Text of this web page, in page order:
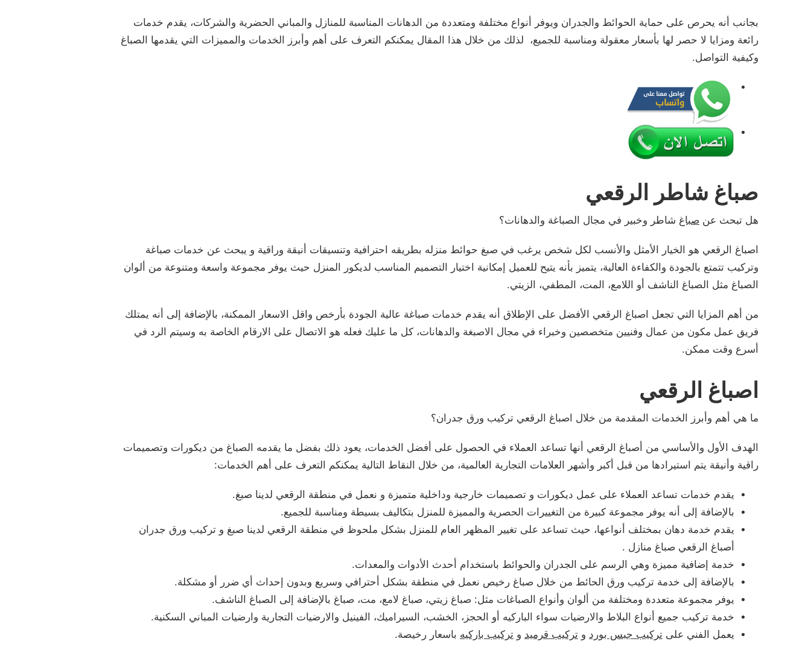
بجانب أنه يحرص على حماية الحوائط والجدران ويوفر أنواع مختلفة ومتعددة من الدهانات المناسبة للمنازل والمباني الحضرية والشركات، يقدم خدمات
رائعة ومزايا لا حصر لها بأسعار معقولة ومناسبة للجميع، لذلك من خلال هذا المقال يمكنكم التعرف على أهم وأبرز الخدمات والمميزات التي يقدمها الصباغ
وكيفية التواصل.
صباغ شاطر الرقعي
هل تبحث عن صباغ شاطر وخبير في مجال الصباغة والدهانات؟
اصباغ الرقعي هو الخيار الأمثل والأنسب لكل شخص يرغب في صبغ حوائط منزله بطريقه احترافية وتنسيقات أنيقة وراقية و يبحث عن خدمات صباغة
وتركيب تتمتع بالجودة والكفاءة العالية، يتميز بأنه يتيح للعميل إمكانية اختيار التصميم المناسب لديكور المنزل حيث يوفر مجموعة واسعة ومتنوعة من ألوان
الصباغ مثل الصباغ الناشف أو اللامع، المت، المطفي، الزيتي.
من أهم المزايا التي تجعل اصباغ الرقعي الأفضل على الإطلاق أنه يقدم خدمات صباغة عالية الجودة بأرخص واقل الاسعار الممكنة، بالإضافة إلى أنه يمتلك
فريق عمل مكون من عمال وفنيين متخصصين وخبراء في مجال الاصبغة والدهانات، كل ما عليك فعله هو الاتصال على الارقام الخاصة به وسيتم الرد في
أسرع وقت ممكن.
اصباغ الرقعي
ما هي أهم وأبرز الخدمات المقدمة من خلال اصباغ الرقعي تركيب ورق جدران؟
الهدف الأول والأساسي من أصباغ الرقعي أنها تساعد العملاء في الحصول على أفضل الخدمات، يعود ذلك بفضل ما يقدمه الصباغ من ديكورات وتصميمات
راقية وأنيقة يتم استيرادها من قبل أكبر وأشهر العلامات التجارية العالمية، من خلال النقاط التالية يمكنكم التعرف على أهم الخدمات:
يقدم خدمات تساعد العملاء على عمل ديكورات و تصميمات خارجية وداخلية متميزة و نعمل في منطقة الرقعي لدينا صبغ.
بالإضافة إلى أنه يوفر مجموعة كبيرة من التغييرات الحصرية والمميزة للمنزل بتكاليف بسيطة ومناسبة للجميع.
يقدم خدمة دهان بمختلف أنواعها، حيث تساعد على تغيير المظهر العام للمنزل بشكل ملحوظ في منطقة الرقعي لدينا صبغ و تركيب ورق جدران
أصباغ الرقعي صباغ منازل .
خدمة إضافية مميزة وهي الرسم على الجدران والحوائط باستخدام أحدث الأدوات والمعدات.
بالإضافة إلى خدمة تركيب ورق الحائط من خلال صباغ رخيص نعمل في منطقة بشكل أحترافي وسريع وبدون إحداث أي ضرر أو مشكلة.
يوفر مجموعة متعددة ومختلفة من ألوان وأنواع الصباغات مثل: صباغ زيتي، صباغ لامع، مت، صباغ بالإضافة إلى الصباغ الناشف.
خدمة تركيب جميع أنواع البلاط والارضيات سواء الباركيه أو الحجز، الخشب، السيراميك، الفينيل والارضيات التجارية وارضيات المباني السكنية.
يعمل الفني على تركيب جبس بورد و تركيب قرميد و تركيب باركيه باسعار رخيصة.